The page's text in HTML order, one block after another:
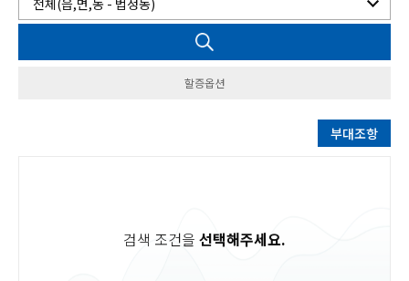
할증옵션
부대조항
검색 조건을 선택해주세요.